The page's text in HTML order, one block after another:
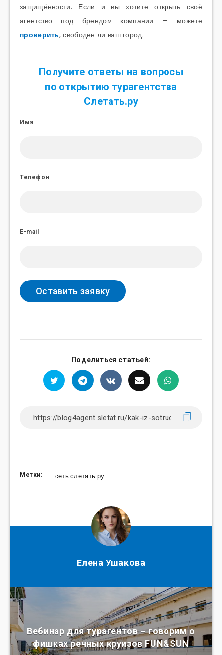
защищённости. Если и вы хотите открыть своё
агентство под брендом компании — можете
проверить, свободен ли ваш город.
Получите ответы на вопросы
по открытию турагентства
Слетать.ру
Имя
Телефон
E-mail
Поделиться статьей:
Метки: сеть слетать.ру
Елена Ушакова
Вебинар для турагентов – говорим о
фишках речных круизов FUN&SUN